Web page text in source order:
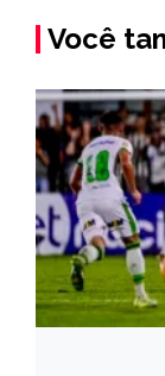
Você